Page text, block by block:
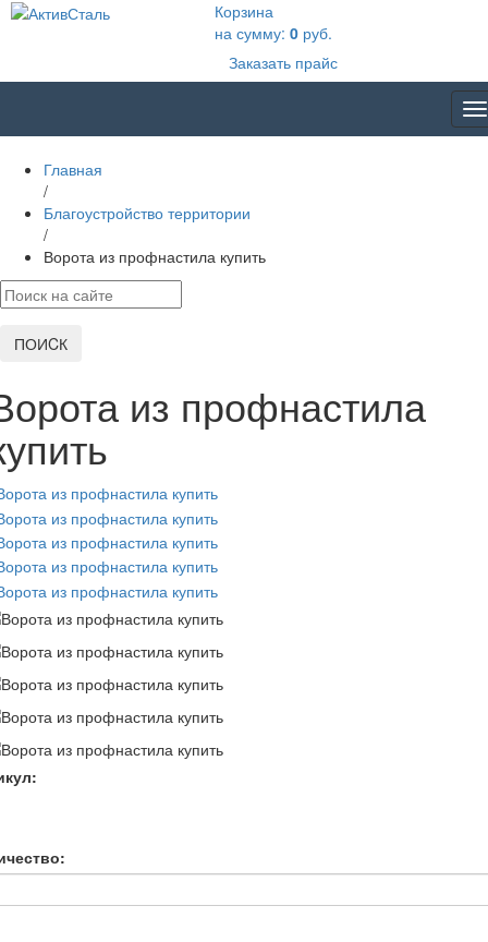
Корзина
на сумму: 0руб.
Заказать прайс
Главная
/
Благоустройство территории
/
Ворота из профнастила купить
ПОИCК
из профнастила